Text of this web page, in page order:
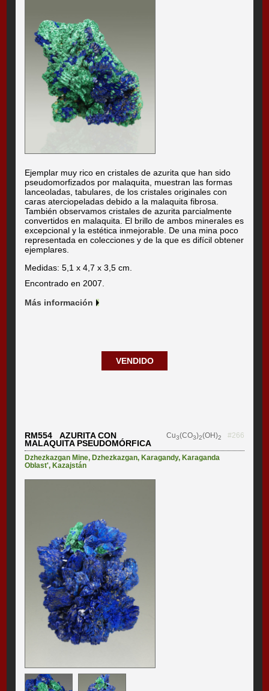
Ejemplar muy rico en cristales de azurita que han sido
pseudomorfizados por malaquita, muestran las formas
lanceoladas, tabulares, de los cristales originales con
caras aterciopeladas debido a la malaquita fibrosa.
También observamos cristales de azurita parcialmente
convertidos en malaquita. El brillo de ambos minerales es
excepcional y la estética inmejorable. De una mina poco
representada en colecciones y de la que es difícil obtener
ejemplares.
Medidas: 5,1 x 4,7 x 3,5 cm.
Encontrado en 2007.
Más información
VENDIDO
RM554 AZURITA CON
MALAQUITA PSEUDOMÓRFICA
Cu3(CO3)2(OH)2 #266
Dzhezkazgan Mine,Dzhezkazgan,Karagandy,Karaganda
Oblast',Kazajstán